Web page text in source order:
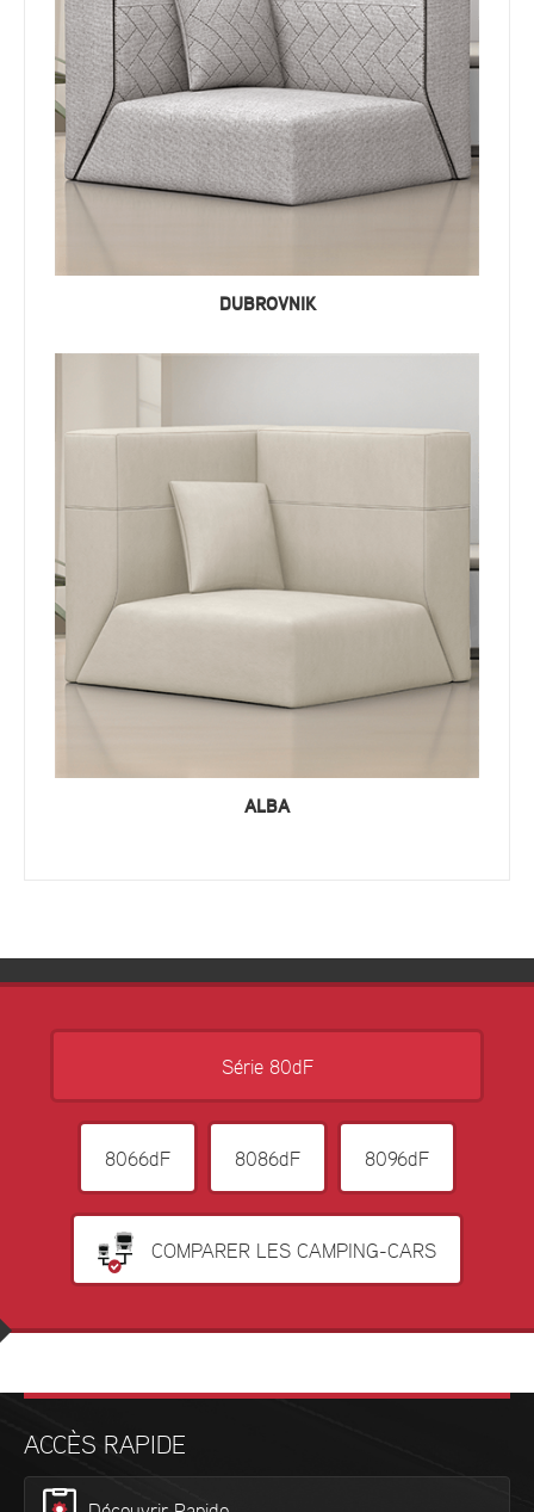
DUBROVNIK
ALBA
Série 80dF
8066dF 8086dF 8096dF
COMPARER LES CAMPING-CARS
ACCÈS RAPIDE